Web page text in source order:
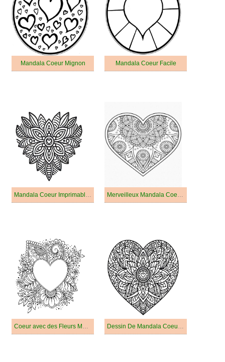
Mandala Coeur Mignon Mandala Coeur Facile
Mandala Coeur Imprimable Pour Les Enfants Merveilleux Mandala Coeur pour Adultes
Coeur avec des Fleurs Mandala Dessin De Mandala Coeur Basique